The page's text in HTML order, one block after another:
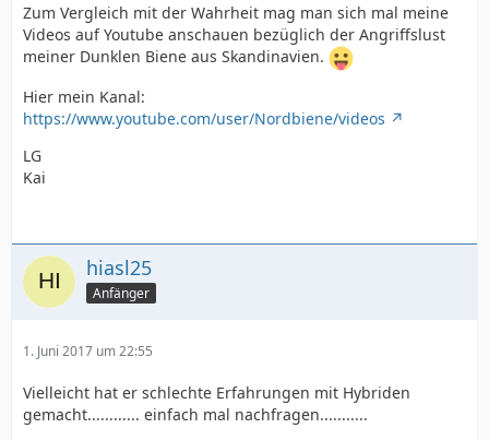
Zum Vergleich mit der Wahrheit mag man sich mal meine
Videos auf Youtube anschauen bezüglich der Angriffslust
meiner Dunklen Biene aus Skandinavien.
Hier mein Kanal:
https://www.youtube.com/user/Nordbiene/videos
LG
Kai
hiasl25
Anfänger
1. Juni 2017 um 22:55
Vielleicht hat er schlechte Erfahrungen mit Hybriden
gemacht............ einfach mal nachfragen...........